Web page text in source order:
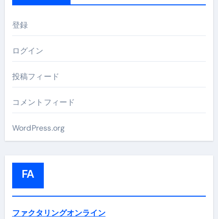
登録
ログイン
投稿フィード
コメントフィード
WordPress.org
FA
ファクタリングオンライン